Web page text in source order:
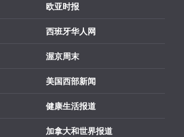
欧亚时报
西班牙华人网
渥京周末
美国西部新闻
健康生活报道
加拿大和世界报道